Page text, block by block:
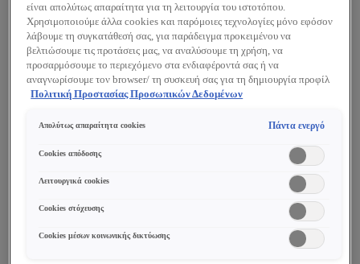
Οφέλη
24ωρη αποδεδειγμένη αποτελεσματικότητα*
ενάντια στην αυξημένη παραγωγή
σμήγματος, τον πολλαπλασιασμό των
μυκήτων, τη δυσφορία, την αποδυνάμωση
του επιδερμιδικού φραγμού, την οξείδωση,
τον κνησμό, τις νιφάδες & τις πλάκες, την
αίσθηση τραβήγματος, την ερυθρότητα και τις
οσμές, για συνολική βελτίωση της υγείας του
τριχωτού.
είναι απολύτως απαραίτητα για τη λειτουργία του ιστοτόπου.
Χρησιμοποιούμε άλλα cookies και παρόμοιες τεχνολογίες μόνο εφόσον
λάβουμε τη συγκατάθεσή σας, για παράδειγμα προκειμένου να
βελτιώσουμε τις προτάσεις μας, να αναλύσουμε τη χρήση, να
προσαρμόσουμε το περιεχόμενο στα ενδιαφέροντά σας ή να
αναγνωρίσουμε τον browser/ τη συσκευή σας για τη δημιουργία προφίλ
με τα ενδιαφέροντά σας και να σας δείχνουμε σχετικό διαφημιστικό
cookies τα οποία δεν είναι απαραίτητα («Αποδοχή όλων»), να τα
επιλογές σας («Αποθήκευση επιλογών»). Μπορείτε επίσης, ανά πάσα
(επιλέγοντας το link «Ρυθμίσεις για τα cookies»). Περισσότερες
Πολιτική Προστασίας Προσωπικών Δεδομένων
Απολύτως απαραίτητα cookies Πάντα ενεργό
Cookies απόδοσης
Λειτουργικά cookies
Cookies στόχευσης
Cookies μέσων κοινωνικής δικτύωσης